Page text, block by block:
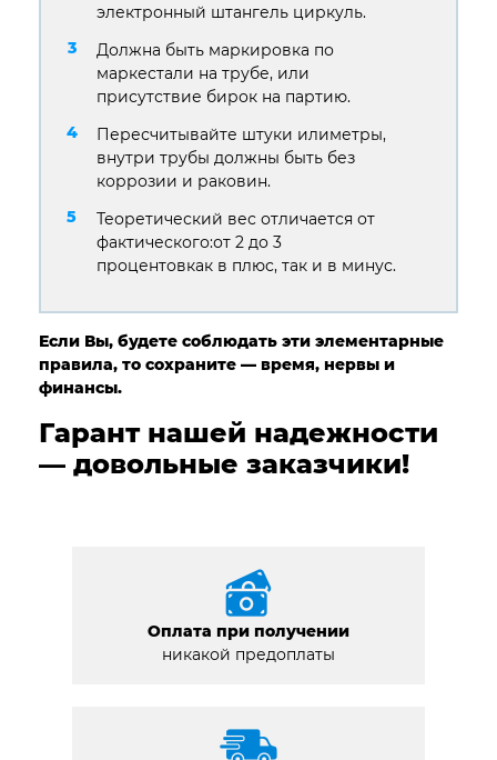
электронный штангель циркуль.
Должна быть маркировка по
маркестали на трубе, или
присутствие бирок на партию.
Пересчитывайте штуки илиметры,
внутри трубы должны быть без
коррозии и раковин.
Теоретический вес отличается от
фактического:от 2 до 3
процентовкак в плюс, так и в минус.
Если Вы, будете соблюдать эти элементарные
правила, то сохраните — время, нервы и
финансы.
Гарант нашей надежности
— довольные заказчики!
Оплата при получении
никакой предоплаты